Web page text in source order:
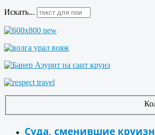
Искать...
Суда, сменившие